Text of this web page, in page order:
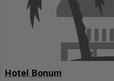
Hotel Bonum